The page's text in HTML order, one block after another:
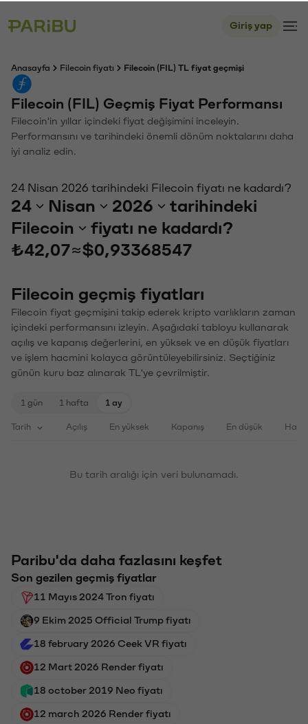
Giriş yap
Anasayfa Filecoin fiyatı Filecoin (FIL) TL fiyat geçmişi
Filecoin (FIL) Geçmiş Fiyat Performansı
Filecoin'in yıllar içindeki fiyat değişimini inceleyin.
Performansını ve tarihindeki önemli dönüm noktalarını daha
iyi analiz edin.
24 Nisan 2026 tarihindeki Filecoin fiyatı ne kadardı?
24 Nisan 2026
tarihindeki
Filecoin
fiyatı ne kadardı?
₺42,07≈$0,93368547
Filecoin geçmiş fiyatları
Filecoin fiyat geçmişini takip ederek kripto varlıkların zaman
içindeki performansını izleyin. Aşağıdaki tabloyu kullanarak
açılış ve kapanış değerlerini, en yüksek ve en düşük fiyatları
ve işlem hacmini kolayca görüntüleyebilirsiniz. Seçtiğiniz
günün kuru baz alınarak TL'ye çevrilmiştir.
1 gün 1 hafta 1 ay
Tarih Açılış En yüksek Kapanış En düşük
Bu tarih aralığı için veri bulunamadı.
Paribu'da daha fazlasını keşfet
Son gezilen geçmiş fiyatlar
11 Mayıs 2024 Tron fiyatı
9 Ekim 2025 Official Trump fiyatı
18 february 2026 Ceek VR fiyatı
12 Mart 2026 Render fiyatı
18 october 2019 Neo fiyatı
12 march 2026 Render fiyatı